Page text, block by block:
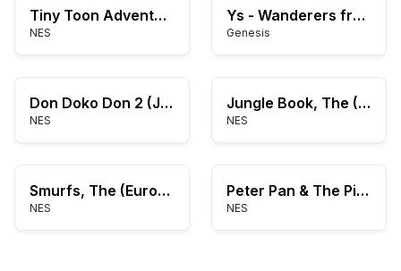
Tiny Toon Adventures (USA)
NES
Ys - Wanderers from Ys (Japan)
Genesis
Don Doko Don 2 (Japan)
NES
Jungle Book, The (Europe)
NES
Smurfs, The (Europe)
NES
Peter Pan & The Pirates - The Revenge of Captain Hook (USA)
NES